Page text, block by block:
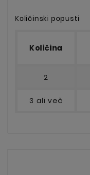
Količinski popusti
Količina
2
3 ali več